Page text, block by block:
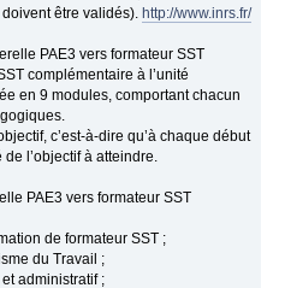
être validés). http://www.inrs.fr/
PAE3 vers formateur SST
complémentaire à l’unité
en 9 modules, comportant chacun
c’est-à-dire qu’à chaque début
l’objectif à atteindre.
PAE3 vers formateur SST
de formateur SST ;
du Travail ;
administratif ;